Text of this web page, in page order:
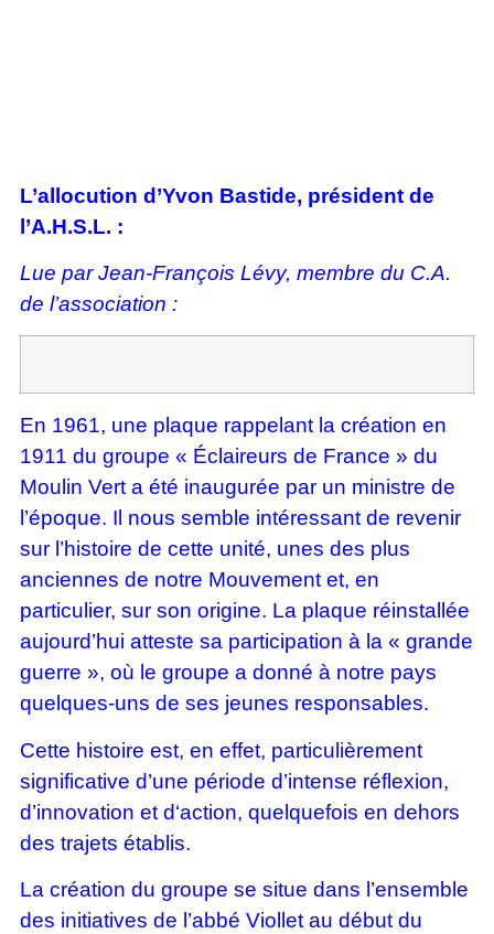
L’allocution d’Yvon Bastide, président de
l’A.H.S.L. :
Lue par Jean-François Lévy, membre du C.A.
de l’association :
En 1961, une plaque rappelant la création en
1911 du groupe « Éclaireurs de France » du
Moulin Vert a été inaugurée par un ministre de
l’époque. Il nous semble intéressant de revenir
sur l’histoire de cette unité, unes des plus
anciennes de notre Mouvement et, en
particulier, sur son origine. La plaque réinstallée
aujourd’hui atteste sa participation à la « grande
guerre », où le groupe a donné à notre pays
quelques-uns de ses jeunes responsables.
Cette histoire est, en effet, particulièrement
significative d’une période d’intense réflexion,
d’innovation et d‘action, quelquefois en dehors
des trajets établis.
La création du groupe se situe dans l’ensemble
des initiatives de l’abbé Viollet au début du